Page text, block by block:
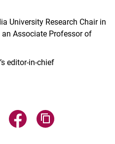
University Research Chair in
Associate Professor of
editor-in-chief
E-Mail teilen
Seite über WhatsApp teilen
Seite über Facebook